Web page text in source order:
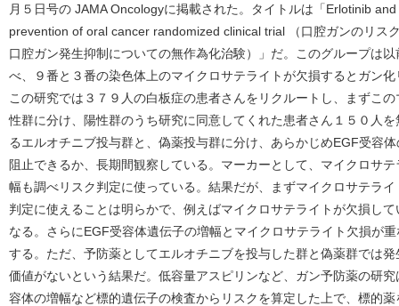
月５日号の JAMA Oncologyに掲載された。タイトルは「Erlotinib
prevention of oral cancer randomized clinical trial （口腔ガンのリス
口腔ガン発生抑制についての無作為化治験）」だ。このグループは
べ、９番と３番の染色体上のマイクロサテライトが欠損するとガン
この研究では３７９人の白板症の患者さんをリクルートし、まずこ
性群に分け、陽性群のうち研究に同意してくれた患者さん１５０人
るエルオチニブ投与群と、偽薬投与群に分け、あらかじめEGF受容
阻止できるか、長期間観察している。マーカーとして、マイクロサ
幅も調べリスク判定に使っている。結果だが、まずマイクロサテラ
判定に使えることは明らかで、例えばマイクロサテライトが欠損し
なる。さらにEGF受容体遺伝子の増幅とマイクロサテライト欠損が
する。ただ、予防薬としてエルオチニブを投与した群と偽薬群では
価値がないという結果だ。低容量アスピリンなど、ガン予防薬の研
容体の増幅など標的遺伝子の検査からリスクを算定した上で、標的